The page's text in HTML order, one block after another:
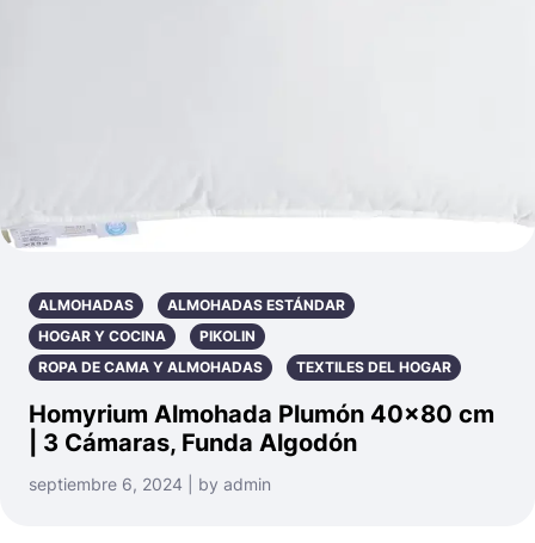
ALMOHADAS
ALMOHADAS ESTÁNDAR
HOGAR Y COCINA
PIKOLIN
ROPA DE CAMA Y ALMOHADAS
TEXTILES DEL HOGAR
Homyrium Almohada Plumón 40×80 cm
| 3 Cámaras, Funda Algodón
septiembre 6, 2024 | by admin